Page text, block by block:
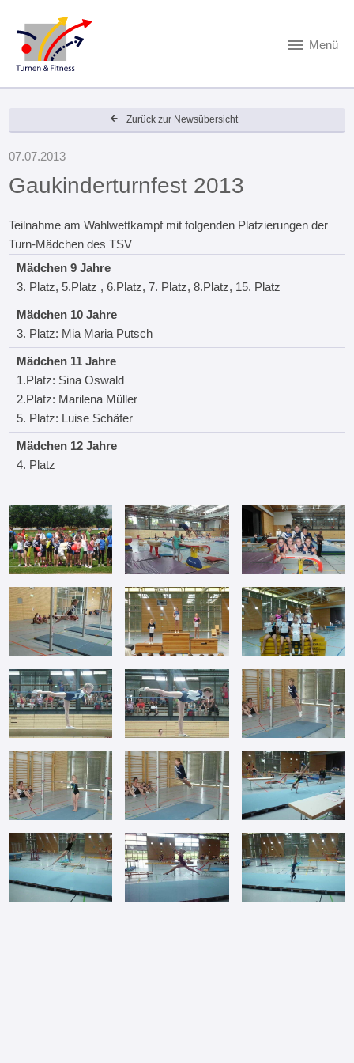
Menü
Zurück zur Newsübersicht
07.07.2013
Gaukinderturnfest 2013
Teilnahme am Wahlwettkampf mit folgenden Platzierungen der
Turn-Mädchen des TSV
Mädchen 9 Jahre
3. Platz, 5.Platz , 6.Platz, 7. Platz, 8.Platz, 15. Platz
Mädchen 10 Jahre
3. Platz: Mia Maria Putsch
Mädchen 11 Jahre
1.Platz: Sina Oswald
2.Platz: Marilena Müller
5. Platz: Luise Schäfer
Mädchen 12 Jahre
4. Platz